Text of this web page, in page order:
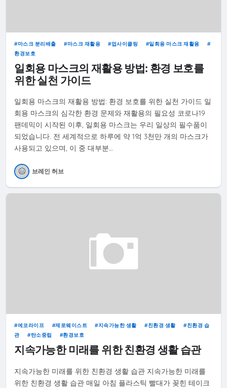
마스크 분리배출 마스크 재활용 업사이클링
일회용 마스크 재활용
환경보호
일회용 마스크의 재활용 방법: 환경 보호를
위한 실천 가이드
일회용 마스크의 재활용 방법: 환경 보호를 위한 실천 가이드 일
회용 마스크의 심각한 환경 문제와 재활용의 필요성 코로나19
팬데믹이 시작된 이후, 일회용 마스크는 우리 일상의 필수품이
되었습니다. 전 세계적으로 하루에 약 1억 3천만 개의 마스크가
사용되고 있으며, 이 중 대부분…
브레인 허브
에코라이프 제로웨이스트 지속가능한 생활 친환경 생활
친환경 습
관
탄소중립 환경보호
지속가능한 미래를 위한 친환경 생활 습관
지속가능한 미래를 위한 친환경 생활 습관 지속가능한 미래를
위한 친환경 생활 습관 매일 아침 플라스틱 빨대가 꽂힌 테이크